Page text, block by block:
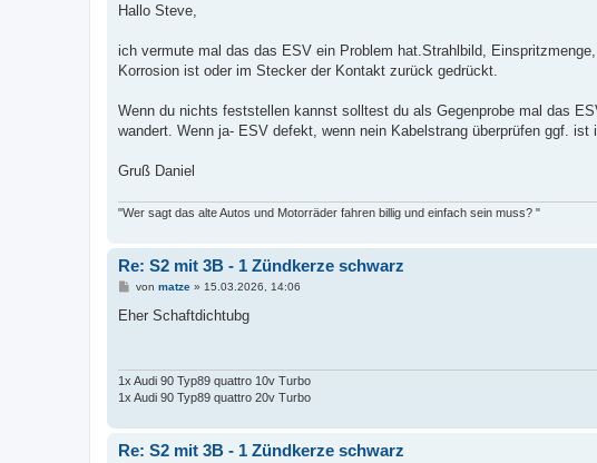
i
a
Hallo Steve,
ich vermute mal das das ESV ein Problem hat.Strahlbild,
Korrosion ist oder im Stecker der Kontakt zurück gedrückt.
Wenn du nichts feststellen kannst solltest du als Gegenprobe mal das
wandert. Wenn ja- ESV defekt, wenn nein Kabelstrang überprüfen ggf.
Gruß Daniel
"Wer sagt das alte Autos und Motorräder fahren billig und einfach sein muss? "
Re: S2 mit 3B - 1 Zündkerze schwarz
B
i
von matze» 15.03.2026, 14:06
Eher Schaftdichtubg
1x Audi 90 Typ89 quattro 10v Turbo
1x Audi 90 Typ89 quattro 20v Turbo
Re: S2 mit 3B - 1 Zündkerze schwarz